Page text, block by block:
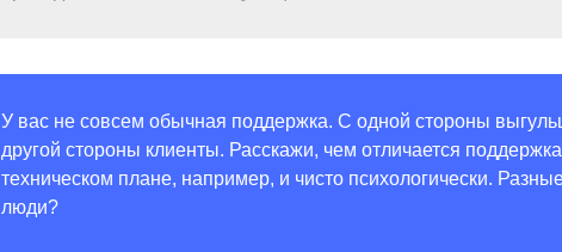
У вас не совсем обычная поддержка. С одной стороны
другой стороны клиенты. Расскажи, чем отличается
техническом плане, например, и чисто психологически.
люди?